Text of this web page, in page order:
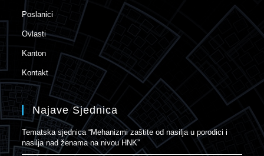
Poslanici
Ovlasti
Kanton
Kontakt
Najave Sjednica
Tematska sjednica “Mehanizmi zaštite od nasilja u porodici i
nasilja nad ženama na nivou HNK”